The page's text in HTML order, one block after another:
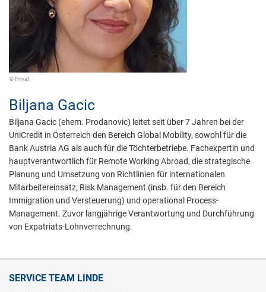
© Privat
Biljana Gacic
Biljana Gacic (ehem. Prodanovic) leitet seit über 7 Jahren bei der
UniCredit in Österreich den Bereich Global Mobility, sowohl für die
Bank Austria AG als auch für die Töchterbetriebe. Fachexpertin und
hauptverantwortlich für Remote Working Abroad, die strategische
Planung und Umsetzung von Richtlinien für internationalen
Mitarbeitereinsatz, Risk Management (insb. für den Bereich
Immigration und Versteuerung) und operational Process-
Management. Zuvor langjährige Verantwortung und Durchführung
von Expatriats-Lohnverrechnung.
SERVICE TEAM LINDE